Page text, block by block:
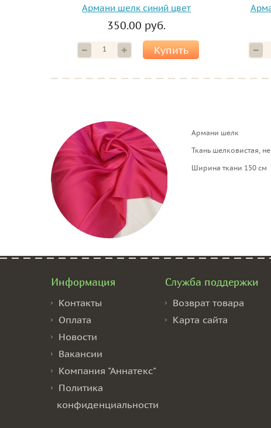
Армани шелк синий цвет
350.00 руб.
Купить
Армани шелк
Ткань шелковистая,
Ширина ткани 150 см
Информация
Контакты
Оплата
Новости
Вакансии
Компания "Аннатекс"
Политика
конфиденциальности
Служба поддержки
Возврат товара
Карта сайта